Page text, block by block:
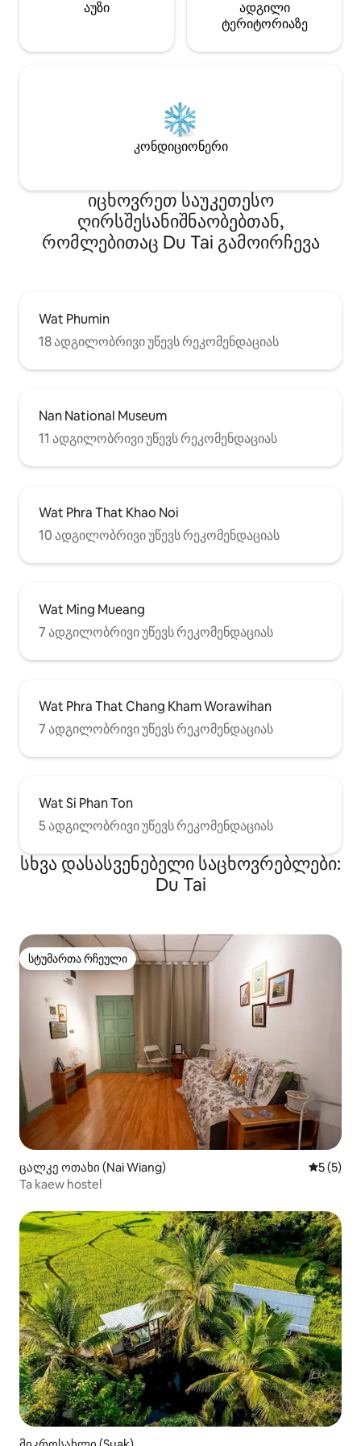
აუზი
ადგილი
ტერიტორიაზე
კონდიციონერი
იცხოვრეთ საუკეთესო
ღირსშესანიშნაობებთან,
რომლებითაც Du Tai გამოირჩევა
Wat Phumin
18 ადგილობრივი უწევს რეკომენდაციას
Nan National Museum
11 ადგილობრივი უწევს რეკომენდაციას
Wat Phra That Khao Noi
10 ადგილობრივი უწევს რეკომენდაციას
Wat Ming Mueang
7 ადგილობრივი უწევს რეკომენდაციას
Wat Phra That Chang Kham Worawihan
7 ადგილობრივი უწევს რეკომენდაციას
Wat Si Phan Ton
5 ადგილობრივი უწევს რეკომენდაციას
სხვა დასასვენებელი საცხოვრებლები:
Du Tai
სტუმართა რჩეული
სტუმართა რჩეული
ცალკე ოთახი (Nai Wiang)
5 (5)
Ta kaew hostel